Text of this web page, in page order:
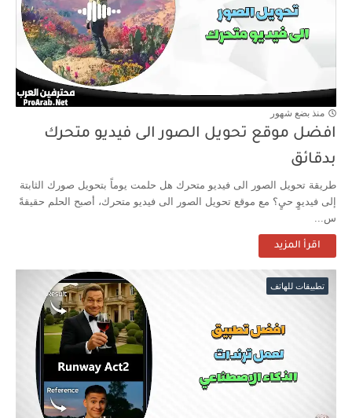
منذ بضع شهور
افضل موقع تحويل الصور الى فيديو متحرك
بدقائق
طريقة تحويل الصور الى فيديو متحرك هل حلمت يوماً بتحويل صورك الثابتة
إلى فيديوٍ حيٍ؟ مع موقع تحويل الصور الى فيديو متحرك، أصبح الحلم حقيقةً
س...
اقرأ المزيد
تطبيقات للهاتف